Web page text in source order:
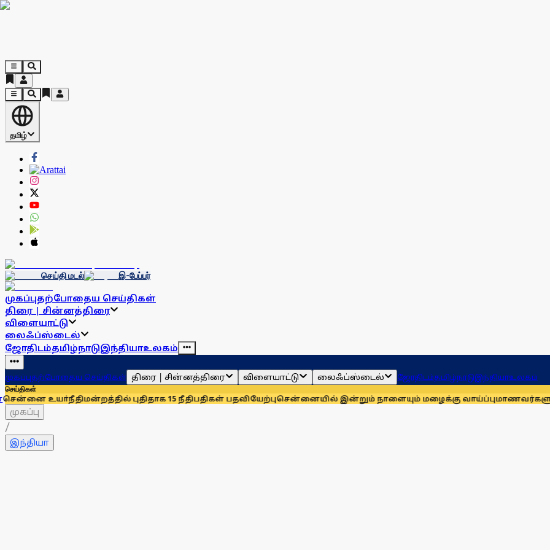
தமிழ்
செய்தி மடல் இ-பேப்பர்
முகப்புதற்போதைய செய்திகள்
திரை | சின்னத்திரை
விளையாட்டு
லைஃப்ஸ்டைல்
ஜோதிடம்தமிழ்நாடுஇந்தியாஉலகம்
முகப்புதற்போதைய செய்திகள் திரை | சின்னத்திரை விளையாட்டு லைஃப்ஸ்டைல் ஜோதிடம்தமிழ்நாடுஇந்தியாஉலகம்
செய்திகள்
புதிதாக 15 நீதிபதிகள் பதவியேற்புசென்னையில் இன்றும் நாளையும் மழைக்கு வாய்ப்புமாணவர்களுக்காக
முகப்பு
/
இந்தியா